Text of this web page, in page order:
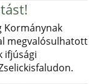
Kormánynak
megvalósulhatott
ifjúsági